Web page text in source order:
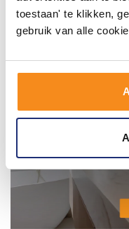
toestaan' te klikken,
gebruik van alle